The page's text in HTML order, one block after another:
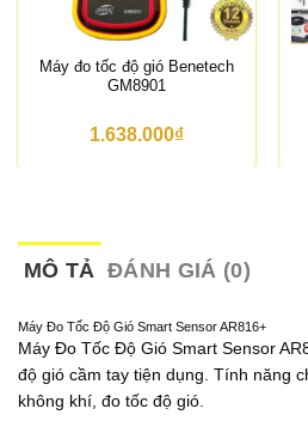
Máy đo tốc độ gió Benetech
GM8901
1.638.000₫
MÔ TẢ ĐÁNH GIÁ (0)
Máy Đo Tốc Độ Gió Smart Sensor AR816+
Máy Đo Tốc Độ Gió Smart Sensor
độ gió cầm tay tiện dụng. Tính năng
không khí, đo tốc độ gió.